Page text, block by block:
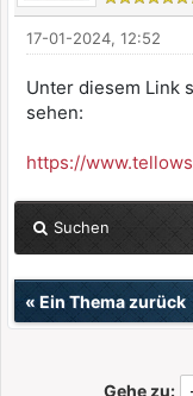
17-01-2024, 12:52
Unter diesem Link
sehen:
https://
Suchen
« Ein Thema zurück
Gehe zu: